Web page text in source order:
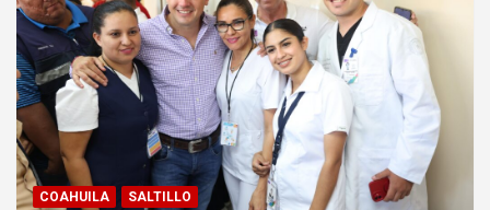
COAHUILA SALTILLO